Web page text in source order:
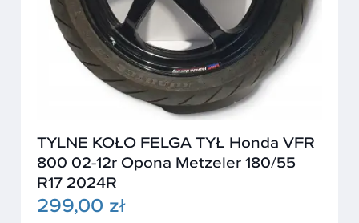
TYLNE KOŁO FELGA TYŁ Honda VFR
800 02-12r Opona Metzeler 180/55
R17 2024R
299,00 zł